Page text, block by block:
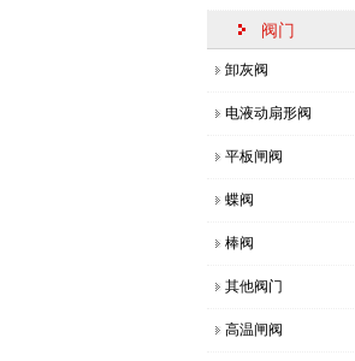
阀门
卸灰阀
电液动扇形阀
平板闸阀
蝶阀
棒阀
其他阀门
高温闸阀